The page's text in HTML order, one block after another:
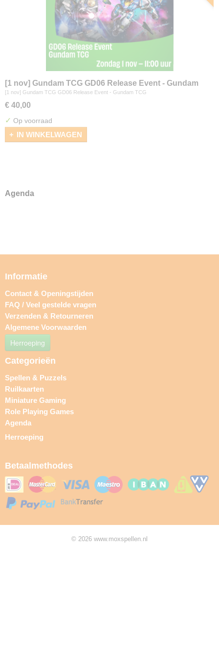
[1 nov] Gundam TCG GD06 Release Event - Gundam
TCG
[1 nov] Gundam TCG GD06 Release Event - Gundam TCG
€ 40,00
✓ Op voorraad
IN WINKELWAGEN
Agenda
Informatie
Contact & Openingstijden
FAQ / Veel gestelde vragen
Verzenden & Retourneren
Algemene Voorwaarden
Herroeping
Categorieën
Spellen & Puzzels
Ruilkaarten
Miniature Gaming
Role Playing Games
Agenda
Herroeping
Betaalmethodes
© 2026 www.moxspellen.nl